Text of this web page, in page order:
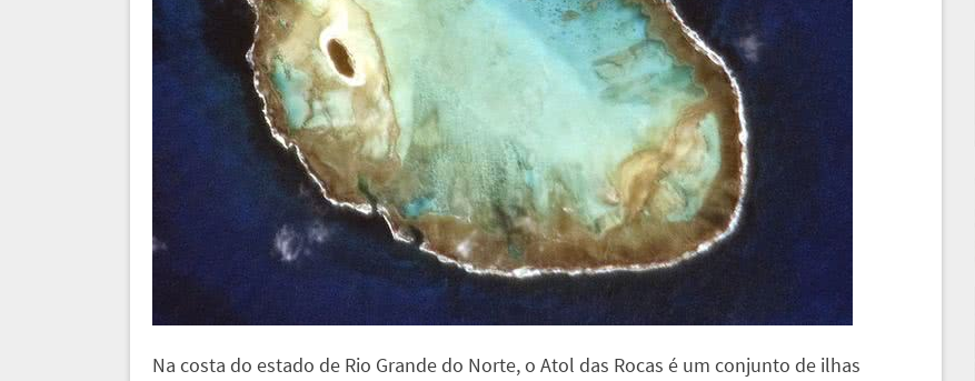
Na costa do estado de Rio Grande do Norte, o Atol das Rocas é um conjunto de ilhas